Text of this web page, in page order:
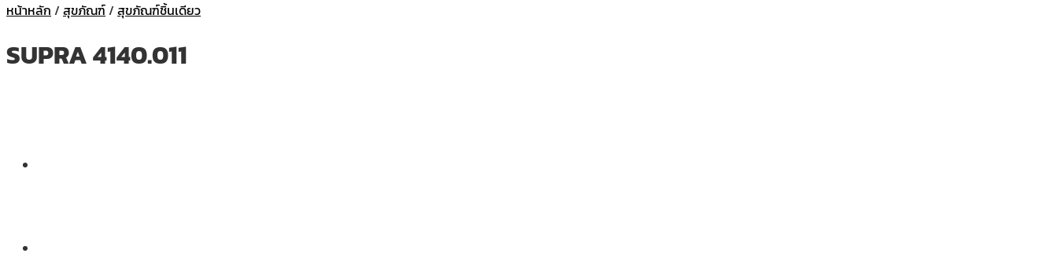
หน้าหลัก / สุขภัณฑ์/ สุขภัณฑ์ชิ้นเดียว
SUPRA 4140.011